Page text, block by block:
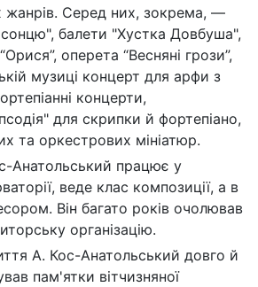
жанрів. Серед них, зокрема, —
балети "Хустка Довбуша",
оперета “Весняні грози”,
музиці концерт для арфи з
концерти,
для скрипки й фортепіано,
та оркестрових мініатюр.
Анатольський працює у
веде клас композиції, а в
Він багато років очолював
організацію.
А. Кос-Анатольський довго й
пам'ятки вітчизняної